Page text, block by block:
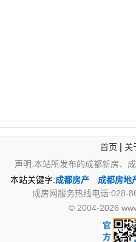
首页 | 关
声明:本站所发布的成都新房、
本站关键字:成都房产
成都房地
成房网服务热线电话:028-
© 2004-2026